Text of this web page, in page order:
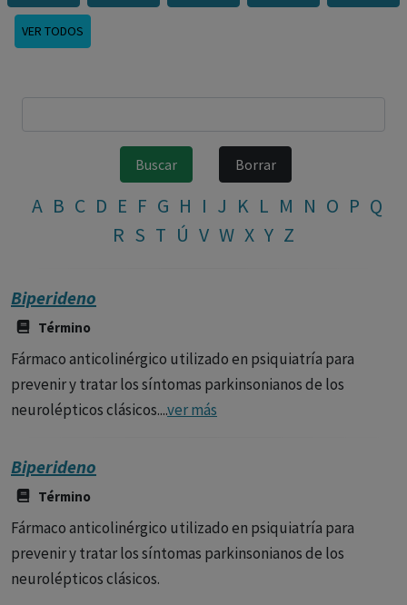
VER TODOS
A B C D E F G H I J K L M N O P Q
R S T Ú V W X Y Z
Biperideno
Término
Fármaco anticolinérgico utilizado en psiquiatría para
prevenir y tratar los síntomas parkinsonianos de los
neurolépticos clásicos....ver más
Biperideno
Término
Fármaco anticolinérgico utilizado en psiquiatría para
prevenir y tratar los síntomas parkinsonianos de los
neurolépticos clásicos.